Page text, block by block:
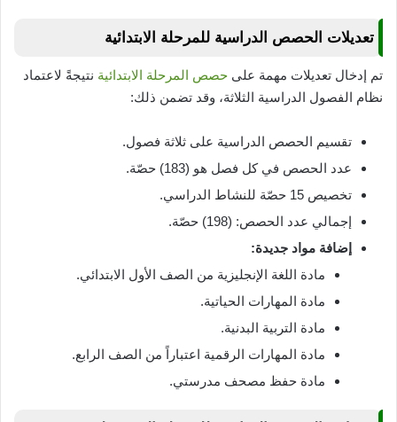
تعديلات الحصص الدراسية للمرحلة الابتدائية
تم إدخال تعديلات مهمة على حصص المرحلة الابتدائية نتيجةً لاعتماد
نظام الفصول الدراسية الثلاثة، وقد تضمن ذلك:
تقسيم الحصص الدراسية على ثلاثة فصول.
عدد الحصص في كل فصل هو (183) حصّة.
تخصيص 15 حصّة للنشاط الدراسي.
إجمالي عدد الحصص: (198) حصّة.
إضافة مواد جديدة:
مادة اللغة الإنجليزية من الصف الأول الابتدائي.
مادة المهارات الحياتية.
مادة التربية البدنية.
مادة المهارات الرقمية اعتباراً من الصف الرابع.
مادة حفظ مصحف مدرستي.